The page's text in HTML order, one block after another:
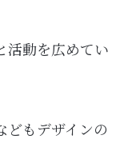
活動を広めてい
どもデザインの